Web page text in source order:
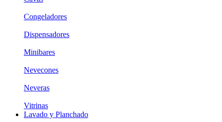
Congeladores
Dispensadores
Minibares
Nevecones
Neveras
Vitrinas
Lavado y Planchado